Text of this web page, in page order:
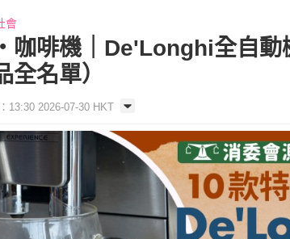
會
啡機｜De'Longhi全自動
全名單）
13:30 2026-07-30 HKT